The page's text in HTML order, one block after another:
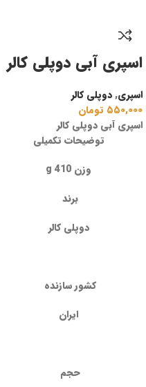
اسپری آبی دوپلی کالر
اسپری,دوپلی کالر
۵۵۰,۰۰۰ تومان
اسپری آبی دوپلی کالر
توضیحات تکمیلی
وزن 410 g
برند
دوپلی کالر
کشور سازنده
ایران
حجم